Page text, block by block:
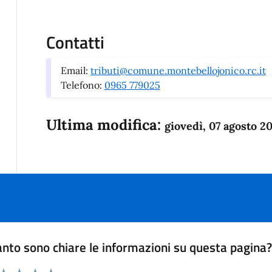
Contatti
Email: tributi@comune.montebellojonico.rc.it
Telefono: 0965 779025
Ultima modifica: giovedì, 07 agosto
sono chiare le informazioni su questa pagina?
da 1 a 5 stelle la pagina